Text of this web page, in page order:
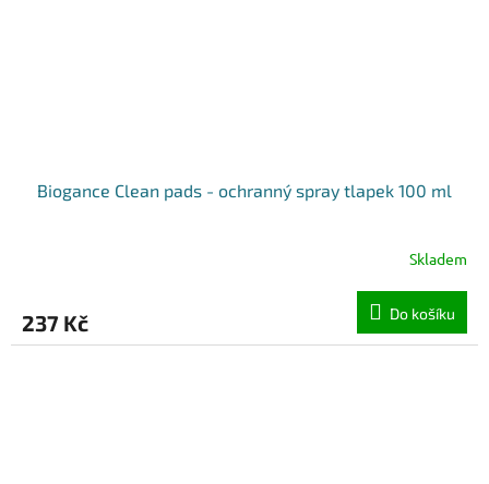
Biogance Clean pads - ochranný spray tlapek 100 ml
Skladem
237 Kč Do košíku